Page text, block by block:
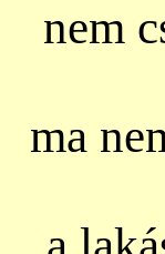
nem
ma